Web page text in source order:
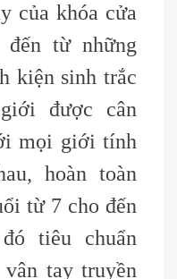
của khóa cửa
từ những
kiện sinh trắc
được cân
mọi giới tính
hoàn toàn
từ 7 cho đến
tiêu chuẩn
vân tay truyền